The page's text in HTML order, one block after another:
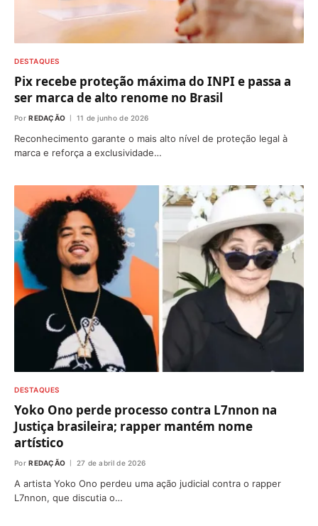
DESTAQUES
Pix recebe proteção máxima do INPI e passa a
ser marca de alto renome no Brasil
Por REDAÇÃO 11 de junho de 2026
Reconhecimento garante o mais alto nível de proteção legal à
marca e reforça a exclusividade…
DESTAQUES
Yoko Ono perde processo contra L7nnon na
Justiça brasileira; rapper mantém nome
artístico
Por REDAÇÃO 27 de abril de 2026
A artista Yoko Ono perdeu uma ação judicial contra o rapper
L7nnon, que discutia o…